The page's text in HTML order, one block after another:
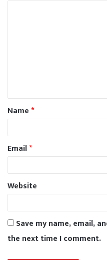
Name*
Email*
Website
Save my name, email,
the next time I comment.